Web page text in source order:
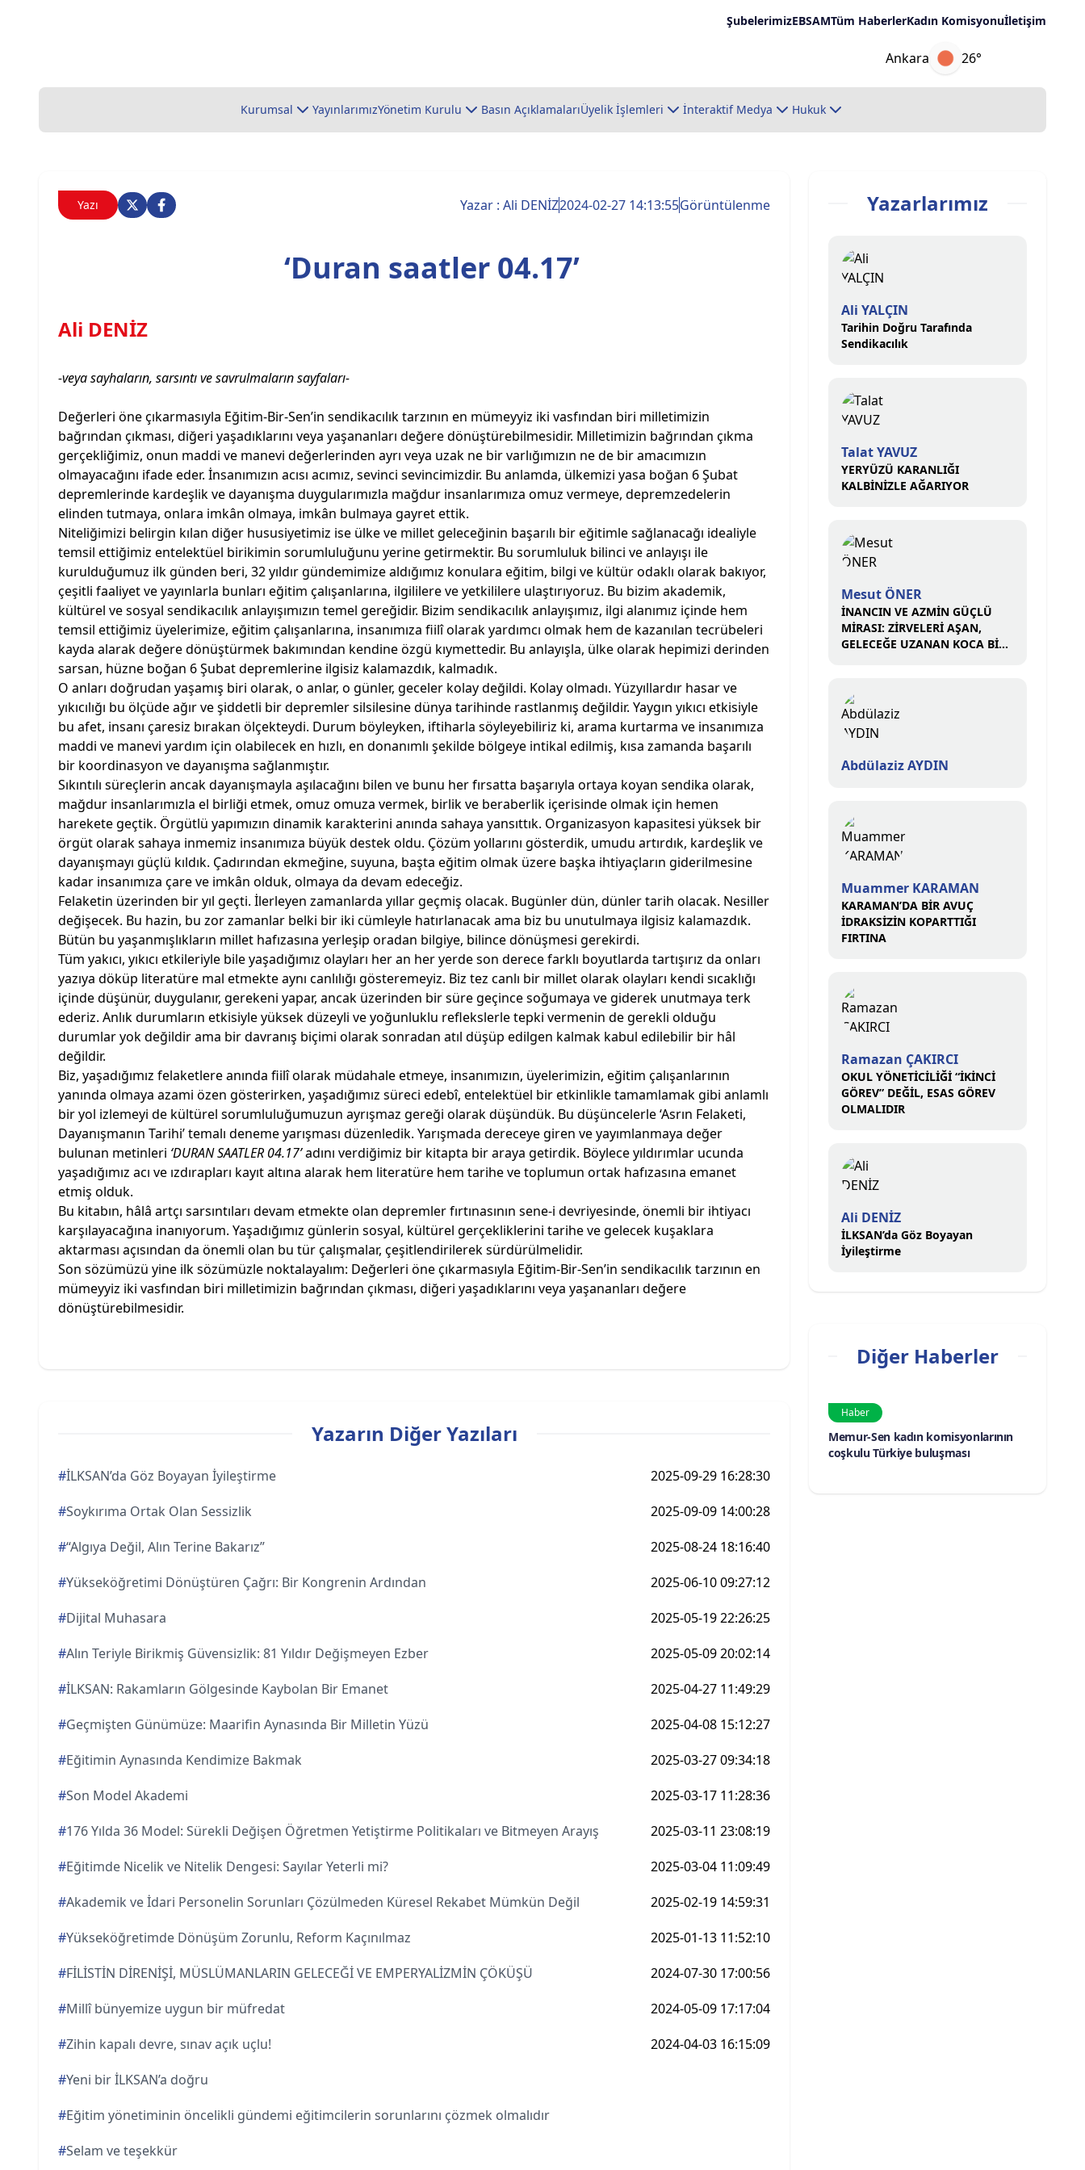
ŞubelerimizEBSAMTüm HaberlerKadın Komisyonuİletişim
Ankara 26°
Kurumsal YayınlarımızYönetim Kurulu Basın AçıklamalarıÜyelik İşlemleri İnteraktif Medya Hukuk
Yazı Yazar : Ali DENİZ2024-02-27 14:13:55Görüntülenme
‘Duran saatler 04.17’
Ali DENİZ
-veya sayhaların, sarsıntı ve savrulmaların sayfaları-
Değerleri öne çıkarmasıyla Eğitim-Bir-Sen’in sendikacılık tarzının en mümeyyiz iki vasfından biri milletimizin
bağrından çıkması, diğeri yaşadıklarını veya yaşananları değere dönüştürebilmesidir. Milletimizin bağrından çıkma
gerçekliğimiz, onun maddi ve manevi değerlerinden ayrı veya uzak ne bir varlığımızın ne de bir amacımızın
olmayacağını ifade eder. İnsanımızın acısı acımız, sevinci sevincimizdir. Bu anlamda, ülkemizi yasa boğan 6 Şubat
depremlerinde kardeşlik ve dayanışma duygularımızla mağdur insanlarımıza omuz vermeye, depremzedelerin
elinden tutmaya, onlara imkân olmaya, imkân bulmaya gayret ettik.
Niteliğimizi belirgin kılan diğer hususiyetimiz ise ülke ve millet geleceğinin başarılı bir eğitimle sağlanacağı idealiyle
temsil ettiğimiz entelektüel birikimin sorumluluğunu yerine getirmektir. Bu sorumluluk bilinci ve anlayışı ile
kurulduğumuz ilk günden beri, 32 yıldır gündemimize aldığımız konulara eğitim, bilgi ve kültür odaklı olarak bakıyor,
çeşitli faaliyet ve yayınlarla bunları eğitim çalışanlarına, ilgililere ve yetkililere ulaştırıyoruz. Bu bizim akademik,
kültürel ve sosyal sendikacılık anlayışımızın temel gereğidir. Bizim sendikacılık anlayışımız, ilgi alanımız içinde hem
temsil ettiğimiz üyelerimize, eğitim çalışanlarına, insanımıza fiilî olarak yardımcı olmak hem de kazanılan tecrübeleri
kayda alarak değere dönüştürmek bakımından kendine özgü kıymettedir. Bu anlayışla, ülke olarak hepimizi derinden
sarsan, hüzne boğan 6 Şubat depremlerine ilgisiz kalamazdık, kalmadık.
O anları doğrudan yaşamış biri olarak, o anlar, o günler, geceler kolay değildi. Kolay olmadı. Yüzyıllardır hasar ve
yıkıcılığı bu ölçüde ağır ve şiddetli bir depremler silsilesine dünya tarihinde rastlanmış değildir. Yaygın yıkıcı etkisiyle
bu afet, insanı çaresiz bırakan ölçekteydi. Durum böyleyken, iftiharla söyleyebiliriz ki, arama kurtarma ve insanımıza
maddi ve manevi yardım için olabilecek en hızlı, en donanımlı şekilde bölgeye intikal edilmiş, kısa zamanda başarılı
bir koordinasyon ve dayanışma sağlanmıştır.
Sıkıntılı süreçlerin ancak dayanışmayla aşılacağını bilen ve bunu her fırsatta başarıyla ortaya koyan sendika olarak,
mağdur insanlarımızla el birliği etmek, omuz omuza vermek, birlik ve beraberlik içerisinde olmak için hemen
harekete geçtik. Örgütlü yapımızın dinamik karakterini anında sahaya yansıttık. Organizasyon kapasitesi yüksek bir
örgüt olarak sahaya inmemiz insanımıza büyük destek oldu. Çözüm yollarını gösterdik, umudu artırdık, kardeşlik ve
dayanışmayı güçlü kıldık. Çadırından ekmeğine, suyuna, başta eğitim olmak üzere başka ihtiyaçların giderilmesine
kadar insanımıza çare ve imkân olduk, olmaya da devam edeceğiz.
Felaketin üzerinden bir yıl geçti. İlerleyen zamanlarda yıllar geçmiş olacak. Bugünler dün, dünler tarih olacak. Nesiller
değişecek. Bu hazin, bu zor zamanlar belki bir iki cümleyle hatırlanacak ama biz bu unutulmaya ilgisiz kalamazdık.
Bütün bu yaşanmışlıkların millet hafızasına yerleşip oradan bilgiye, bilince dönüşmesi gerekirdi.
Tüm yakıcı, yıkıcı etkileriyle bile yaşadığımız olayları her an her yerde son derece farklı boyutlarda tartışırız da onları
yazıya döküp literatüre mal etmekte aynı canlılığı gösteremeyiz. Biz tez canlı bir millet olarak olayları kendi sıcaklığı
içinde düşünür, duygulanır, gerekeni yapar, ancak üzerinden bir süre geçince soğumaya ve giderek unutmaya terk
ederiz. Anlık durumların etkisiyle yüksek düzeyli ve yoğunluklu reflekslerle tepki vermenin de gerekli olduğu
durumlar yok değildir ama bir davranış biçimi olarak sonradan atıl düşüp edilgen kalmak kabul edilebilir bir hâl
değildir.
Biz, yaşadığımız felaketlere anında fiilî olarak müdahale etmeye, insanımızın, üyelerimizin, eğitim çalışanlarının
yanında olmaya azami özen gösterirken, yaşadığımız süreci edebî, entelektüel bir etkinlikle tamamlamak gibi anlamlı
bir yol izlemeyi de kültürel sorumluluğumuzun ayrışmaz gereği olarak düşündük. Bu düşüncelerle ‘Asrın Felaketi,
Dayanışmanın Tarihi’ temalı deneme yarışması düzenledik. Yarışmada dereceye giren ve yayımlanmaya değer
bulunan metinleri ‘DURAN SAATLER 04.17’adını verdiğimiz bir kitapta bir araya getirdik. Böylece yıldırımlar ucunda
yaşadığımız acı ve ızdırapları kayıt altına alarak hem literatüre hem tarihe ve toplumun ortak hafızasına emanet
etmiş olduk.
Bu kitabın, hâlâ artçı sarsıntıları devam etmekte olan depremler fırtınasının sene-i devriyesinde, önemli bir ihtiyacı
karşılayacağına inanıyorum. Yaşadığımız günlerin sosyal, kültürel gerçekliklerini tarihe ve gelecek kuşaklara
aktarması açısından da önemli olan bu tür çalışmalar, çeşitlendirilerek sürdürülmelidir.
Son sözümüzü yine ilk sözümüzle noktalayalım: Değerleri öne çıkarmasıyla Eğitim-Bir-Sen’in sendikacılık tarzının en
mümeyyiz iki vasfından biri milletimizin bağrından çıkması, diğeri yaşadıklarını veya yaşananları değere
dönüştürebilmesidir.
Yazarın Diğer Yazıları
#İLKSAN’da Göz Boyayan İyileştirme
2025-09-29 16:28:30
#Soykırıma Ortak Olan Sessizlik
2025-09-09 14:00:28
#“Algıya Değil, Alın Terine Bakarız”
2025-08-24 18:16:40
#Yükseköğretimi Dönüştüren Çağrı: Bir Kongrenin Ardından
2025-06-10 09:27:12
#Dijital Muhasara
2025-05-19 22:26:25
#Alın Teriyle Birikmiş Güvensizlik: 81 Yıldır Değişmeyen Ezber
2025-05-09 20:02:14
#İLKSAN: Rakamların Gölgesinde Kaybolan Bir Emanet
2025-04-27 11:49:29
#Geçmişten Günümüze: Maarifin Aynasında Bir Milletin Yüzü
2025-04-08 15:12:27
#Eğitimin Aynasında Kendimize Bakmak
2025-03-27 09:34:18
#Son Model Akademi
2025-03-17 11:28:36
#176 Yılda 36 Model: Sürekli Değişen Öğretmen Yetiştirme Politikaları ve Bitmeyen Arayış
2025-03-11 23:08:19
#Eğitimde Nicelik ve Nitelik Dengesi: Sayılar Yeterli mi?
2025-03-04 11:09:49
#Akademik ve İdari Personelin Sorunları Çözülmeden Küresel Rekabet Mümkün Değil
2025-02-19 14:59:31
#Yükseköğretimde Dönüşüm Zorunlu, Reform Kaçınılmaz
2025-01-13 11:52:10
#FİLİSTİN DİRENİŞİ, MÜSLÜMANLARIN GELECEĞİ VE EMPERYALİZMİN ÇÖKÜŞÜ
2024-07-30 17:00:56
#Millî bünyemize uygun bir müfredat
2024-05-09 17:17:04
#Zihin kapalı devre, sınav açık uçlu!
2024-04-03 16:15:09
#Yeni bir İLKSAN’a doğru
#Eğitim yönetiminin öncelikli gündemi eğitimcilerin sorunlarını çözmek olmalıdır
#Selam ve teşekkür
Yazarlarımız
Ali YALÇIN
Tarihin Doğru Tarafında
Sendikacılık
Talat YAVUZ
YERYÜZÜ KARANLIĞI
KALBİNİZLE AĞARIYOR
Mesut ÖNER
İNANCIN VE AZMİN GÜÇLÜ
MİRASI: ZİRVELERİ AŞAN,
GELECEĞE UZANAN KOCA BİR
Abdülaziz AYDIN
Muammer KARAMAN
KARAMAN’DA BİR AVUÇ
İDRAKSİZİN KOPARTTIĞI
FIRTINA
Ramazan ÇAKIRCI
OKUL YÖNETİCİLİĞİ “İKİNCİ
GÖREV” DEĞİL, ESAS GÖREV
OLMALIDIR
Ali DENİZ
İLKSAN’da Göz Boyayan
İyileştirme
Diğer Haberler
Haber
Memur-Sen kadın komisyonlarının
coşkulu Türkiye buluşması